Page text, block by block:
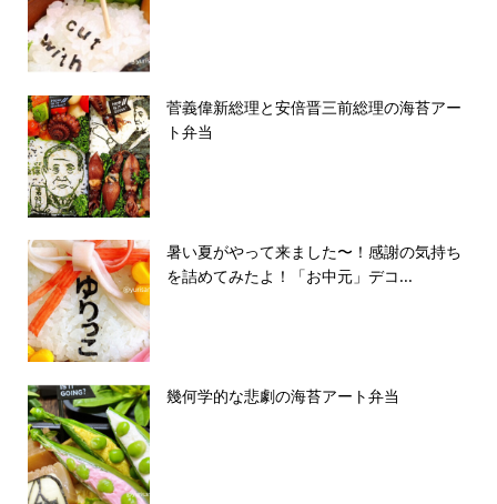
菅義偉新総理と安倍晋三前総理の海苔アー
ト弁当
暑い夏がやって来ました〜！感謝の気持ち
を詰めてみたよ！「お中元」デコ...
幾何学的な悲劇の海苔アート弁当